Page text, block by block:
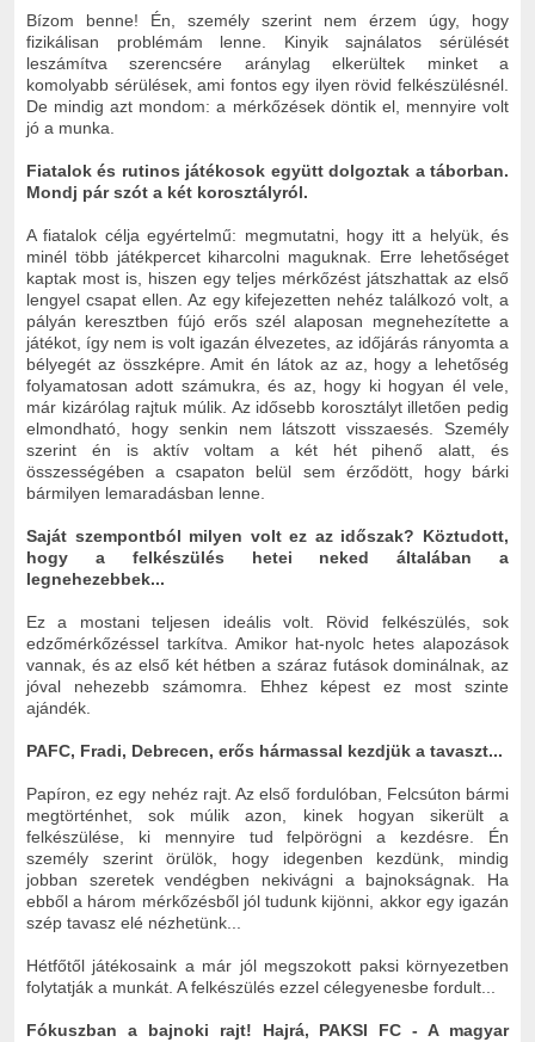
Bízom benne! Én, személy szerint nem érzem úgy, hogy
fizikálisan problémám lenne. Kinyik sajnálatos sérülését
leszámítva szerencsére aránylag elkerültek minket a
komolyabb sérülések, ami fontos egy ilyen rövid felkészülésnél.
De mindig azt mondom: a mérkőzések döntik el, mennyire volt
jó a munka.
Fiatalok és rutinos játékosok együtt dolgoztak a táborban.
Mondj pár szót a két korosztályról.
A fiatalok célja egyértelmű: megmutatni, hogy itt a helyük, és
minél több játékpercet kiharcolni maguknak. Erre lehetőséget
kaptak most is, hiszen egy teljes mérkőzést játszhattak az első
lengyel csapat ellen. Az egy kifejezetten nehéz találkozó volt, a
pályán keresztben fújó erős szél alaposan megnehezítette a
játékot, így nem is volt igazán élvezetes, az időjárás rányomta a
bélyegét az összképre. Amit én látok az az, hogy a lehetőség
folyamatosan adott számukra, és az, hogy ki hogyan él vele,
már kizárólag rajtuk múlik. Az idősebb korosztályt illetően pedig
elmondható, hogy senkin nem látszott visszaesés. Személy
szerint én is aktív voltam a két hét pihenő alatt, és
összességében a csapaton belül sem érződött, hogy bárki
bármilyen lemaradásban lenne.
Saját szempontból milyen volt ez az időszak? Köztudott,
hogy a felkészülés hetei neked általában a
legnehezebbek...
Ez a mostani teljesen ideális volt. Rövid felkészülés, sok
edzőmérkőzéssel tarkítva. Amikor hat-nyolc hetes alapozások
vannak, és az első két hétben a száraz futások dominálnak, az
jóval nehezebb számomra. Ehhez képest ez most szinte
ajándék.
PAFC, Fradi, Debrecen, erős hármassal kezdjük a tavaszt...
Papíron, ez egy nehéz rajt. Az első fordulóban, Felcsúton bármi
megtörténhet, sok múlik azon, kinek hogyan sikerült a
felkészülése, ki mennyire tud felpörögni a kezdésre. Én
személy szerint örülök, hogy idegenben kezdünk, mindig
jobban szeretek vendégben nekivágni a bajnokságnak. Ha
ebből a három mérkőzésből jól tudunk kijönni, akkor egy igazán
szép tavasz elé nézhetünk...
Hétfőtől játékosaink a már jól megszokott paksi környezetben
folytatják a munkát. A felkészülés ezzel célegyenesbe fordult...
Fókuszban a bajnoki rajt!
Hajrá, PAKSI FC - A magyar